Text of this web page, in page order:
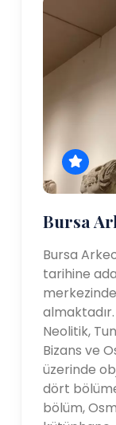
Bursa
Bursa
tarihine
almaktadır.
Neolitik,
Bizans ve
üzerinde
dört
bölüm,